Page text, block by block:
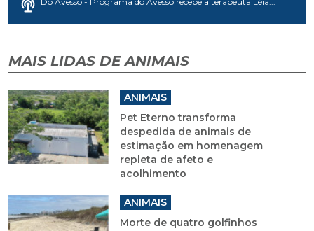
MAIS LIDAS DE ANIMAIS
ANIMAIS
Pet Eterno transforma
despedida de animais de
estimação em homenagem
repleta de afeto e
acolhimento
ANIMAIS
Morte de quatro golfinhos